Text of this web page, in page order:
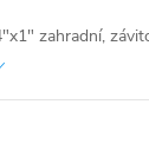
zahradní,